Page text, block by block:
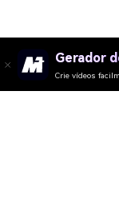
Gerador
Crie vídeos